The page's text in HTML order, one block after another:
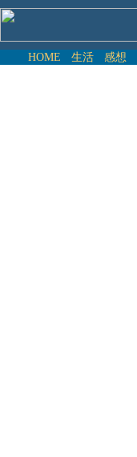
HOME 生活 感想